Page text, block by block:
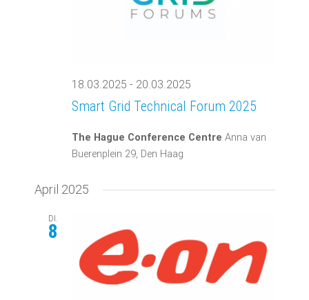
18.03.2025 - 20.03.2025
Smart Grid Technical Forum 2025
The Hague Conference Centre Anna van
Buerenplein 29, Den Haag
April 2025
DI.
8